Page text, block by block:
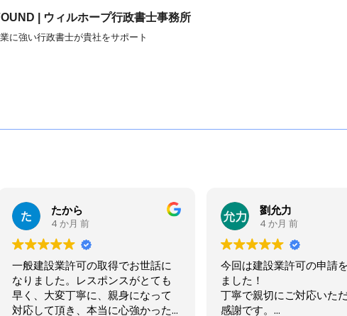
| ウィルホープ行政書士事務所
に強い行政書士が貴社をサポート
たから
4 か月 前
建設業許可の取得でお世話に
ました。レスポンスがとても
、大変丁寧に、親身になって
して頂き、本当に心強かった
劉允力
4 か月 前
今回は建設業許可の申請を依頼し
ました！
丁寧で親切にご対応いただき、大
感謝です。